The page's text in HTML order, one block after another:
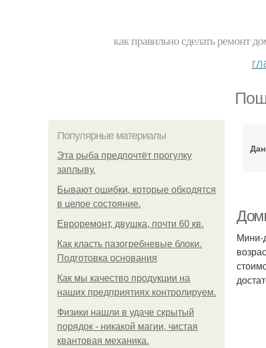
как правильно сделать ремонт
Популярные материалы
Эта рыба предпочтёт прогулку
заплыву.
Бывают ошибки, которые обходятся
в целое состояние.
Евроремонт, двушка, почти 60 кв.
Как класть пазогребневые блоки.
Подготовка основания
Как мы качество продукции на
наших предприятиях контролируем.
Физики нашли в удаче скрытый
порядок - никакой магии, чистая
квантовая механика.
Мини-